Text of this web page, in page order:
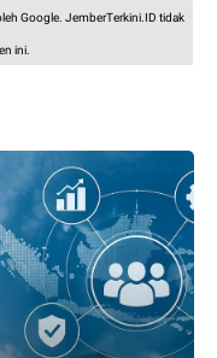
Google. JemberTerkini.ID tidak
ini.